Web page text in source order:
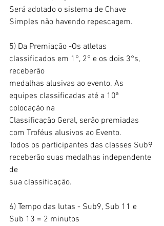
Será adotado o sistema de Chave
Simples não havendo repescagem.
5) Da Premiação -Os atletas
classificados em 1°, 2° e os dois 3°s,
receberão
medalhas alusivas ao evento. As
equipes classificadas até a 10ª
colocação na
Classificação Geral, serão premiadas
com Troféus alusivos ao Evento.
Todos os participantes das classes Sub9
receberão suas medalhas independente
de
sua classificação.
6) Tempo das lutas - Sub9, Sub 11 e
Sub 13 = 2 minutos